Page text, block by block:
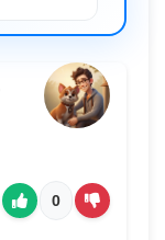
0